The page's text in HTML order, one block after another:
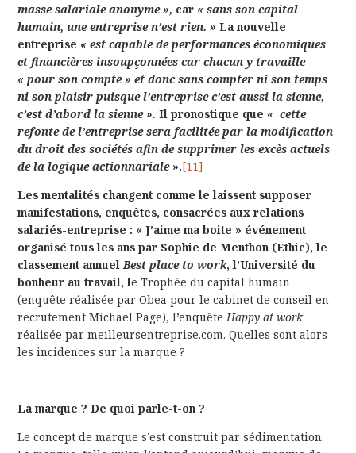
masse salariale anonyme », car « sans son capital
humain, une entreprise n’est rien. »La nouvelle
entreprise « est capable de performances économiques
et financières insoupçonnées car chacun y travaille
« pour son compte » et donc sans compter ni son temps
ni son plaisir puisque l’entreprise c’est aussi la sienne,
c’est d’abord la sienne ».Il pronostique que « cette
refonte de l’entreprise sera facilitée par la modification
du droit des sociétés afin de supprimer les excès actuels
de la logique actionnariale».[11]
Les mentalités changent comme le laissent supposer
manifestations, enquêtes, consacrées aux relations
salariés-entreprise : « J’aime ma boite » événement
organisé tous les ans par Sophie de Menthon (Ethic), le
classement annuel Best place to work, l’Université du
bonheur au travail, le Trophée du capital humain
(enquête réalisée par Obea pour le cabinet de conseil en
recrutement Michael Page), l’enquête Happy at work
réalisée par meilleursentreprise.com. Quelles sont alors
les incidences sur la marque ?
La marque ? De quoi parle-t-on ?
Le concept de marque s’est construit par sédimentation.